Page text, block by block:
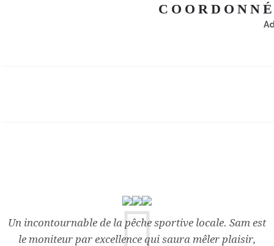
Un incontournable de la pêche sportive locale. Sam est
le moniteur par excellence qui saura mêler plaisir,